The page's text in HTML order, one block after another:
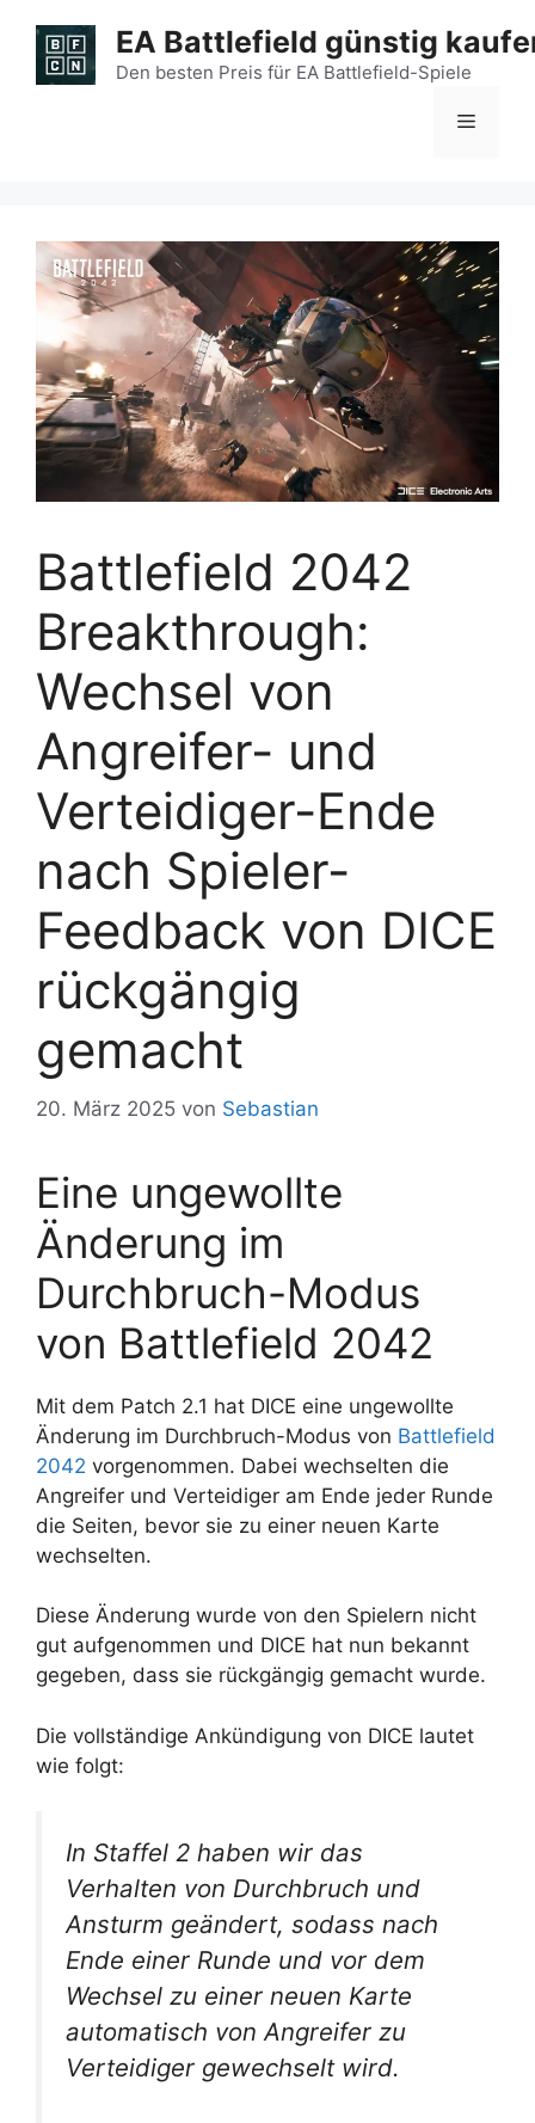
Inhalt
springen
EA Battlefield günstig
Den besten Preis für EA Battlefield-Spiele
Menü
Battlefield 2042
Breakthrough:
Wechsel von
Angreifer- und
Verteidiger-Ende
nach Spieler-
Feedback von DICE
rückgängig
gemacht
20. März 2025 von Sebastian
Eine ungewollte
Änderung im
Durchbruch-Modus
von Battlefield 2042
Mit dem Patch 2.1 hat DICE eine ungewollte
Änderung im Durchbruch-Modus von Battlefield
2042 vorgenommen. Dabei wechselten die
Angreifer und Verteidiger am Ende jeder Runde
die Seiten, bevor sie zu einer neuen Karte
wechselten.
Diese Änderung wurde von den Spielern nicht
gut aufgenommen und DICE hat nun bekannt
gegeben, dass sie rückgängig gemacht wurde.
Die vollständige Ankündigung von DICE lautet
wie folgt:
In Staffel 2 haben wir das
Verhalten von Durchbruch und
Ansturm geändert, sodass nach
Ende einer Runde und vor dem
Wechsel zu einer neuen Karte
automatisch von Angreifer zu
Verteidiger gewechselt wird.